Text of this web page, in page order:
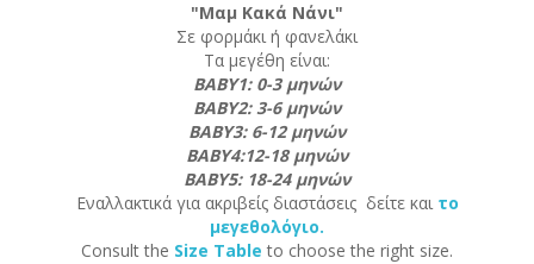
"Μαμ Κακά Νάνι"
Σε φορμάκι ή φανελάκι
Τα μεγέθη είναι:
ΒΑΒΥ1: 0-3 μηνών
ΒΑΒΥ2: 3-6 μηνών
ΒΑΒΥ3: 6-12 μηνών
ΒΑΒΥ4:12-18 μηνών
ΒΑΒΥ5: 18-24 μηνών
Εναλλακτικά για ακριβείς διαστάσεις δείτε και το
μεγεθολόγιο.
Consult the Size Table to choose the right size.